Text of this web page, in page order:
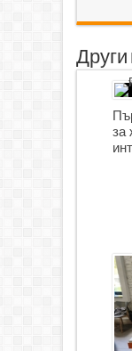
за